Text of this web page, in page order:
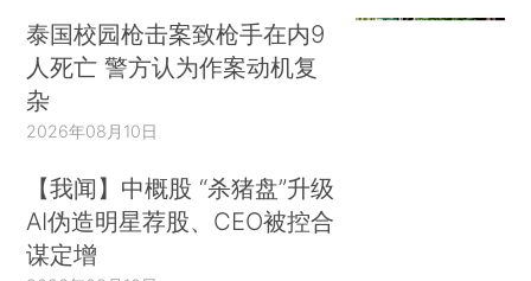
泰国校园枪击案致枪手在内9
人死亡 警方认为作案动机复
杂
2026年08月10日
【我闻】中概股 “杀猪盘”升级
AI伪造明星荐股、CEO被控合
谋定增